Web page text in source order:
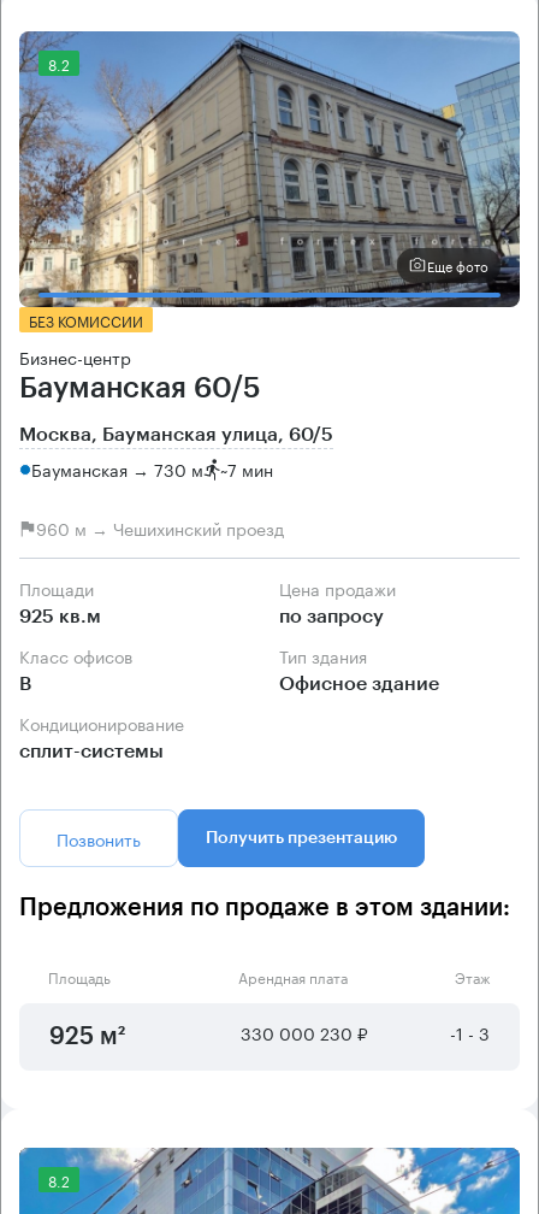
8.2
Еще фото
БЕЗ КОМИССИИ
Бизнес-центр
Бауманская 60/5
Москва, Бауманская улица, 60/5
Бауманская → 730 м ~7 мин
960 м → Чешихинский проезд
Площади
925 кв.м
Цена продажи
по запросу
Класс офисов
B
Тип здания
Офисное здание
Кондиционирование
сплит-системы
Позвонить Получить презентацию
Предложения по продаже в этом здании:
Площадь Арендная плата Этаж
925 м² 330 000 230 ₽ -1 - 3
8.2